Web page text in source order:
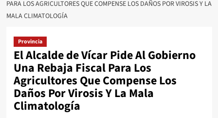
PARA LOS AGRICULTORES QUE COMPENSE LOS DAÑOS POR VIROSIS Y LA
MALA CLIMATOLOGÍA
Provincia
El Alcalde de Vícar Pide Al Gobierno
Una Rebaja Fiscal Para Los
Agricultores Que Compense Los
Daños Por Virosis Y La Mala
Climatología